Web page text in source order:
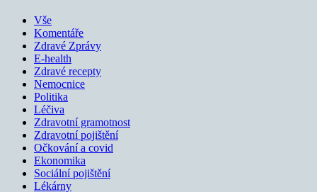
Vše
Komentáře
Zdravé Zprávy
E-health
Zdravé recepty
Nemocnice
Politika
Léčiva
Zdravotní gramotnost
Zdravotní pojištění
Očkování a covid
Ekonomika
Sociální pojištění
Lékárny